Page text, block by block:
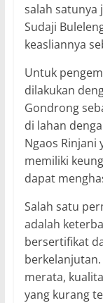
salah satunya
Sudaji
keasliannya
Untuk
dilakukan
Gondrong
di lahan
Ngaos Rinjani
memiliki
dapat
Salah satu
adalah
bersertifikat
merata,
yang kurang